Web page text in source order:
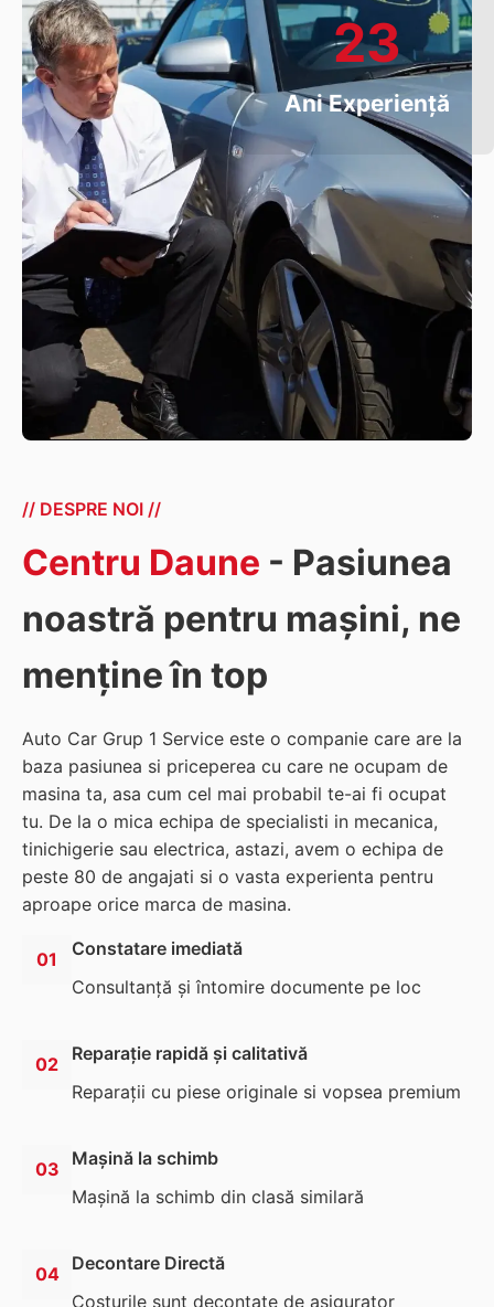
23
Ani Experiență
// DESPRE NOI //
Centru Daune - Pasiunea
noastră pentru mașini, ne
menține în top
Auto Car Grup 1 Service este o companie care are la
baza pasiunea si priceperea cu care ne ocupam de
masina ta, asa cum cel mai probabil te-ai fi ocupat
tu. De la o mica echipa de specialisti in mecanica,
tinichigerie sau electrica, astazi, avem o echipa de
peste 80 de angajati si o vasta experienta pentru
aproape orice marca de masina.
01
Constatare imediată
Consultanță și întomire documente pe loc
02
Reparație rapidă și calitativă
Reparații cu piese originale si vopsea premium
03
Mașină la schimb
Mașină la schimb din clasă similară
04
Decontare Directă
Costurile sunt decontate de asigurator